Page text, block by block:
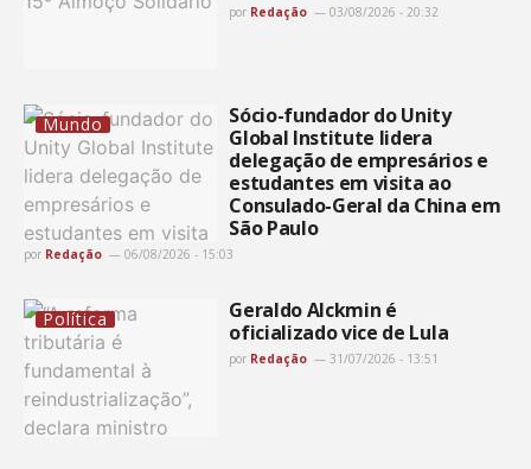
por Redação 03/08/2026 - 20:32
Mundo
Sócio-fundador do Unity
Global Institute lidera
delegação de empresários e
estudantes em visita ao
Consulado-Geral da China em
São Paulo
por Redação 06/08/2026 - 15:03
Política
Geraldo Alckmin é
oficializado vice de Lula
por Redação 31/07/2026 - 13:51